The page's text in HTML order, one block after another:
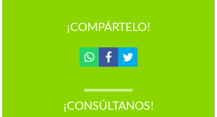
¡COMPÁRTELO!
¡CONSÚLTANOS!